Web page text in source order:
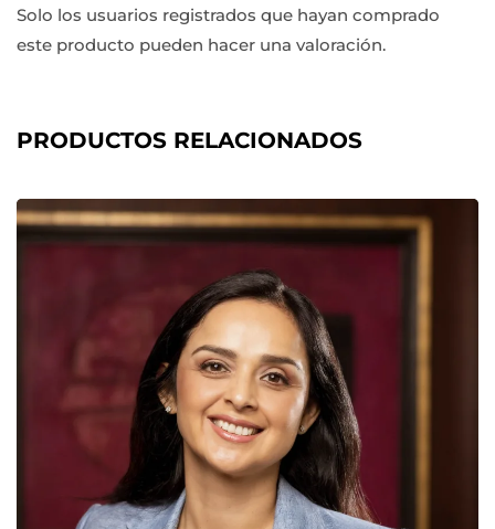
Solo los usuarios registrados que hayan comprado
este producto pueden hacer una valoración.
PRODUCTOS RELACIONADOS